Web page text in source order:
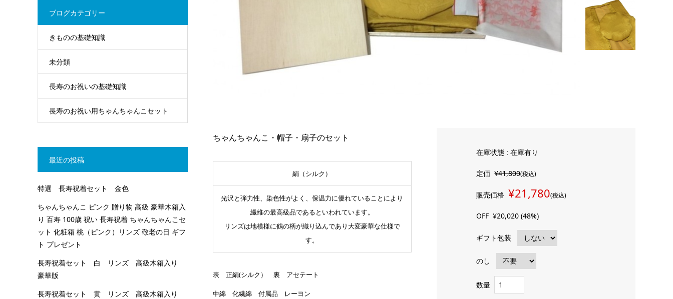
ちゃんちゃんこ・帽子・扇子のセット
絹（シルク）
光沢と弾力性、染色性がよく、保温力に優れていることにより
繊維の最高級品であるといわれています。
リンズは地模様に鶴の柄が織り込んであり大変豪華な仕様で
す。
表 正絹(シルク） 裏 アセテート
中綿 化繊綿 付属品 レーヨン
在庫状態 : 在庫有り
定価¥41,800(税込)
販売価格 ¥21,780(税込)
OFF¥20,020 (48%)
ギフト包装
のし
数量
ブログカテゴリー
きものの基礎知識
未分類
長寿のお祝いの基礎知識
長寿のお祝い用ちゃんちゃんこセット
最近の投稿
特選 長寿祝着セット 金色
ちゃんちゃんこ ピンク 贈り物 高級 豪華木箱入
り 百寿 100歳 祝い 長寿祝着 ちゃんちゃんこセ
ット 化粧箱 桃（ピンク）リンズ 敬老の日 ギフ
ト プレゼント
長寿祝着セット 白 リンズ 高級木箱入り
豪華版
長寿祝着セット 黄 リンズ 高級木箱入り